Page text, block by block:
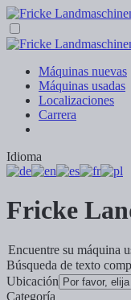
Máquinas nuevas
Máquinas usadas
Localizaciones
Carrera
Idioma
Fricke
Encuentre su máquina
Búsqueda de texto
Ubicación
Categoría